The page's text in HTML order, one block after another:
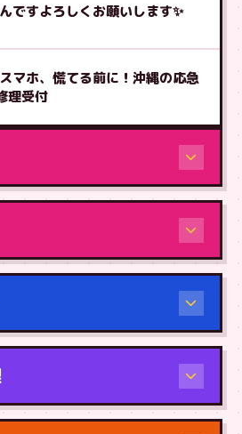
ですよろしくお願いします✨
マホ、慌てる前に！沖縄の応急
理受付